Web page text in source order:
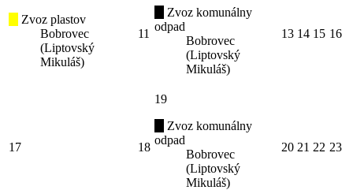
Zvoz plastov
Bobrovec
(Liptovský
Mikuláš)
11
Zvoz komunálny
odpad
Bobrovec
(Liptovský
Mikuláš)
13 14 15 16
17 18
19
Zvoz komunálny
odpad
Bobrovec
(Liptovský
Mikuláš)
20 21 22 23